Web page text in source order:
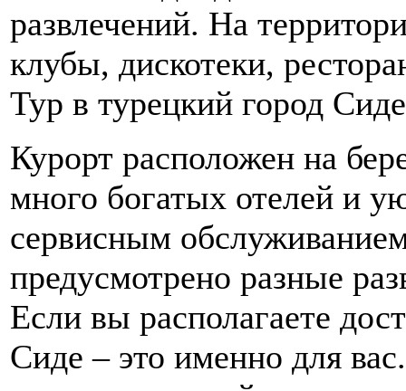
развлечений. На
клубы, дискотеки,
Тур в турецкий город
Курорт расположен на
много богатых отелей и
сервисным
предусмотрено разные
Если вы располагаете
Сиде – это именно для